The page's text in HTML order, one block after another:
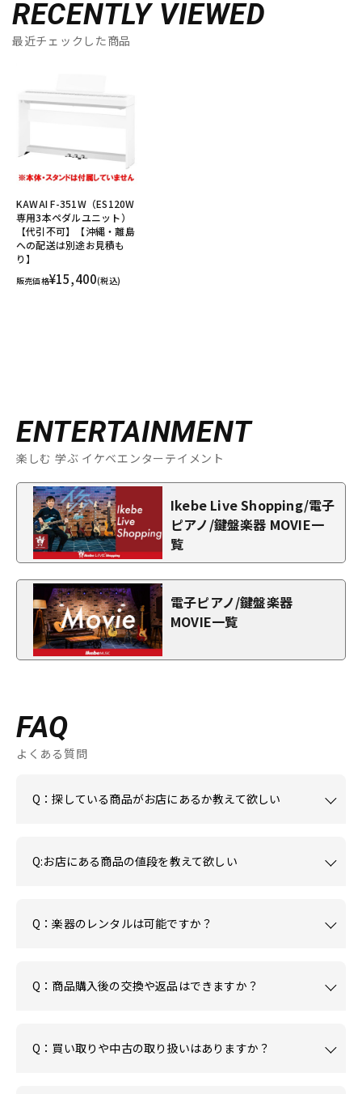
RECENTLY VIEWED
最近チェックした商品
KAWAI F-351W（ES120W
専用3本ペダルユニット）
【代引不可】【沖縄・離島
への配送は別途お見積も
り】
販売価格¥15,400(税込)
ENTERTAINMENT
楽しむ 学ぶ イケベエンターテイメント
Ikebe Live Shopping/電子
ピアノ/鍵盤楽器 MOVIE一
覧
電子ピアノ/鍵盤楽器
MOVIE一覧
FAQ
よくある質問
Q：探している商品がお店にあるか教えて欲しい
Q:お店にある商品の値段を教えて欲しい
Q：楽器のレンタルは可能ですか？
Q：商品購入後の交換や返品はできますか？
Q：買い取りや中古の取り扱いはありますか？